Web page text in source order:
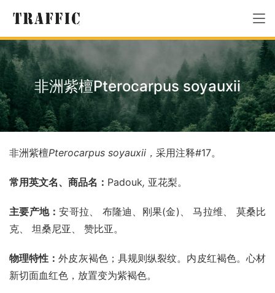
非洲紫檀Pterocarpus soyauxii
非洲紫檀Pterocarpus soyauxii， 采用注释#17。
常用英文名、商品名： Padouk, 亚花梨。
主要产地：安哥拉、 布隆迪、刚果(金)、 马拉维、 莫桑比
克、 坦桑尼亚、 赞比亚。
物理特性：外皮灰褐色；具规则纵裂纹。内皮红褐色。心材
新切面血红色，放置变为紫褐色。